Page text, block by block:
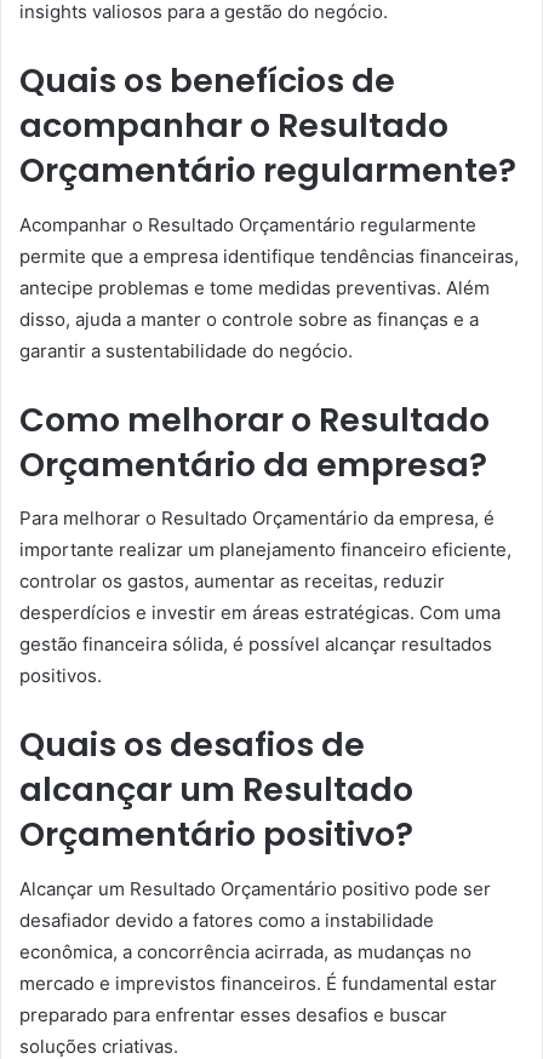
insights valiosos para a gestão do negócio.
Quais os benefícios de
acompanhar o Resultado
Orçamentário regularmente?
Acompanhar o Resultado Orçamentário regularmente
permite que a empresa identifique tendências financeiras,
antecipe problemas e tome medidas preventivas. Além
disso, ajuda a manter o controle sobre as finanças e a
garantir a sustentabilidade do negócio.
Como melhorar o Resultado
Orçamentário da empresa?
Para melhorar o Resultado Orçamentário da empresa, é
importante realizar um planejamento financeiro eficiente,
controlar os gastos, aumentar as receitas, reduzir
desperdícios e investir em áreas estratégicas. Com uma
gestão financeira sólida, é possível alcançar resultados
positivos.
Quais os desafios de
alcançar um Resultado
Orçamentário positivo?
Alcançar um Resultado Orçamentário positivo pode ser
desafiador devido a fatores como a instabilidade
econômica, a concorrência acirrada, as mudanças no
mercado e imprevistos financeiros. É fundamental estar
preparado para enfrentar esses desafios e buscar
soluções criativas.